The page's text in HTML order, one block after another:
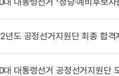
년도 공정선거지원단 최종 합격
대 대통령선거 공정선거지원단